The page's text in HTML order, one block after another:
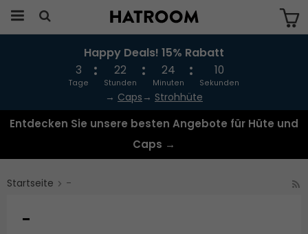
Das Produkt wurde in Ihren Warenkorb
gelegt
Happy Deals! 15% Rabatt
3
Tage
22
Stunden
24
Minuten
10
Sekunden
→ Caps → Strohhüte
Entdecken Sie unsere besten Angebote für Hüte und
Caps →
Startseite -
-